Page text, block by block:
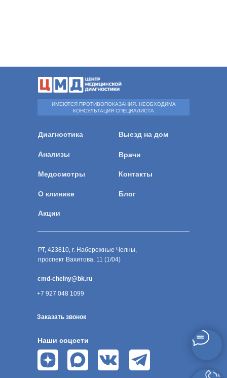
Наши соцсети
РТ, 423810, г. Набережные Челны,
проспект Вахитова, 11 (1/04)
cmd-chelny@bk.ru
Заказать звонок
Диагностика
О клинике
Выезд на дом
Анализы
Контакты
Врачи
Медосмотры
+7 927 048 1099
Блог
Акции
ИМЕЮТСЯ ПРОТИВОПОКАЗАНИЯ. НЕОБХОДИМА
КОНСУЛЬТАЦИЯ СПЕЦИАЛИСТА